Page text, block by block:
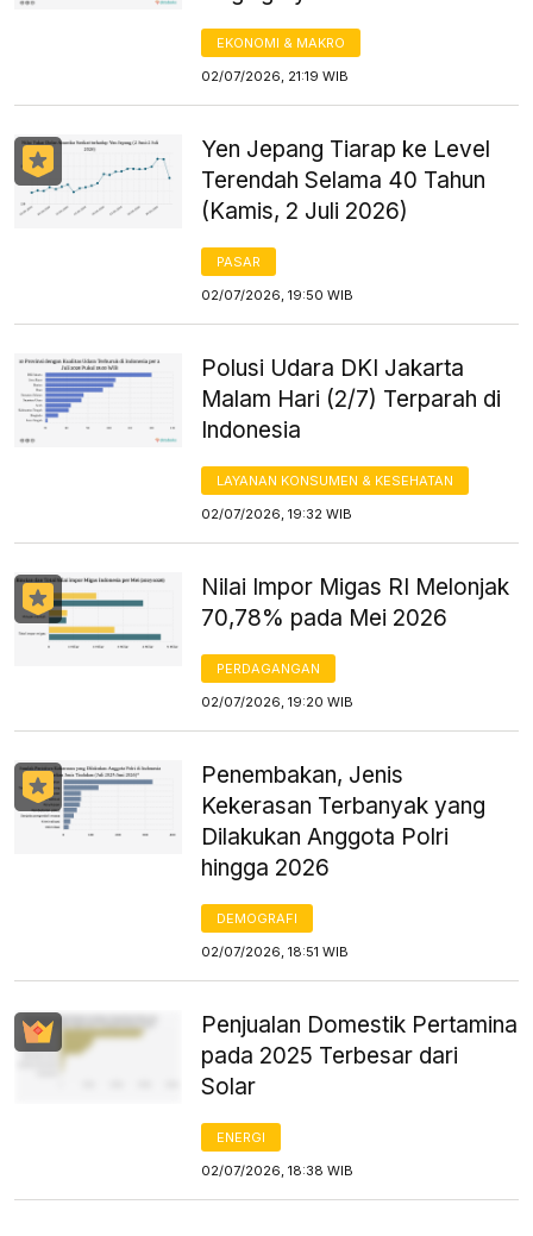
EKONOMI & MAKRO
02/07/2026, 21:19 WIB
Yen Jepang Tiarap ke Level
Terendah Selama 40 Tahun
(Kamis, 2 Juli 2026)
PASAR
02/07/2026, 19:50 WIB
Polusi Udara DKI Jakarta
Malam Hari (2/7) Terparah di
Indonesia
LAYANAN KONSUMEN & KESEHATAN
02/07/2026, 19:32 WIB
Nilai Impor Migas RI Melonjak
70,78% pada Mei 2026
PERDAGANGAN
02/07/2026, 19:20 WIB
Penembakan, Jenis
Kekerasan Terbanyak yang
Dilakukan Anggota Polri
hingga 2026
DEMOGRAFI
02/07/2026, 18:51 WIB
Penjualan Domestik Pertamina
pada 2025 Terbesar dari
Solar
ENERGI
02/07/2026, 18:38 WIB